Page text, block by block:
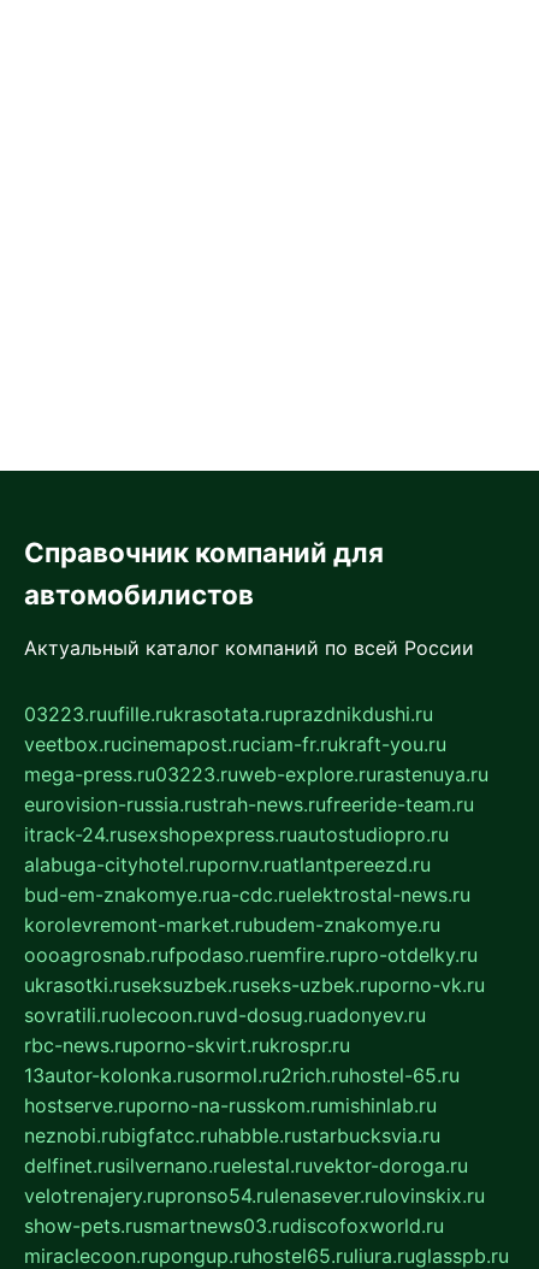
Справочник компаний для
автомобилистов
Актуальный каталог компаний по всей России
03223.ruufille.rukrasotata.ruprazdnikdushi.ru
veetbox.rucinemapost.ruciam-fr.rukraft-you.ru
mega-press.ru03223.ruweb-explore.rurastenuya.ru
eurovision-russia.rustrah-news.rufreeride-team.ru
itrack-24.rusexshopexpress.ruautostudiopro.ru
alabuga-cityhotel.rupornv.ruatlantpereezd.ru
bud-em-znakomye.rua-cdc.ruelektrostal-news.ru
korolevremont-market.rubudem-znakomye.ru
oooagrosnab.rufpodaso.ruemfire.rupro-otdelky.ru
ukrasotki.ruseksuzbek.ruseks-uzbek.ruporno-vk.ru
sovratili.ruolecoon.ruvd-dosug.ruadonyev.ru
rbc-news.ruporno-skvirt.rukrospr.ru
13autor-kolonka.rusormol.ru2rich.ruhostel-65.ru
hostserve.ruporno-na-russkom.rumishinlab.ru
neznobi.rubigfatcc.ruhabble.rustarbucksvia.ru
delfinet.rusilvernano.ruelestal.ruvektor-doroga.ru
velotrenajery.rupronso54.rulenasever.rulovinskix.ru
show-pets.rusmartnews03.rudiscofoxworld.ru
miraclecoon.rupongup.ruhostel65.ruliura.ruglasspb.ru